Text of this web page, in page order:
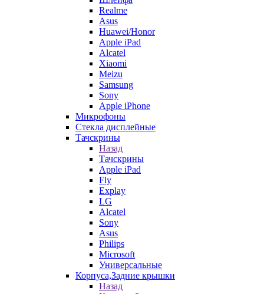
Realme
Asus
Huawei/Honor
Apple iPad
Alcatel
Xiaomi
Meizu
Samsung
Sony
Apple iPhone
Микрофоны
Стекла дисплейные
Тачскрины
Назад
Тачскрины
Apple iPad
Fly
Explay
LG
Alcatel
Sony
Asus
Philips
Microsoft
Универсальные
Корпуса,Задние крышки
Назад